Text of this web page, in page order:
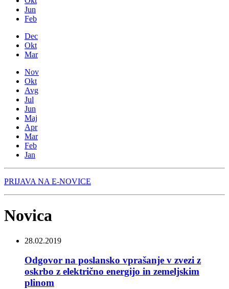
Jun
Feb
Dec
Okt
Mar
Nov
Okt
Avg
Jul
Jun
Maj
Apr
Mar
Feb
Jan
PRIJAVA NA E-NOVICE
Novica
28.02.2019
Odgovor na poslansko vprašanje v zvezi z
oskrbo z električno energijo in zemeljskim
plinom